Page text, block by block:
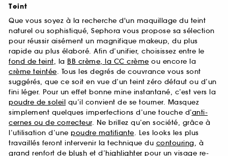
Teint
Que vous soyez à la recherche d'un maquillage du teint
naturel ou sophistiqué, Sephora vous propose sa sélection
pour réussir aisément un magnifique makeup, du plus
rapide au plus élaboré. Afin d’unifier, choisissez entre le
fond de teint, la BB crème, la CC crème ou encore la
crème teintée. Tous les degrés de couvrance vous sont
suggérés, que ce soit en vue d’un teint zéro défaut ou d’un
fini léger. Pour un effet bonne mine instantané, c’est vers la
poudre de soleil qu’il convient de se tourner. Masquez
simplement quelques imperfections d’une touche d’anti-
cernes ou de correcteur. Ne brillez qu’en société, grâce à
l’utilisation d’une poudre matifiante. Les looks les plus
travaillés feront intervenir la technique du contouring, à
grand renfort de blush et d’highlighter pour un visage re-